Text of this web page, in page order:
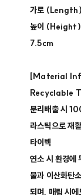
가로
높이
7.5cm
[Material
Recyclable
분리배출 시
라스틱으로 재
타이벡
연소 시 환경에
물과 이산화탄
되며, 매립 시에